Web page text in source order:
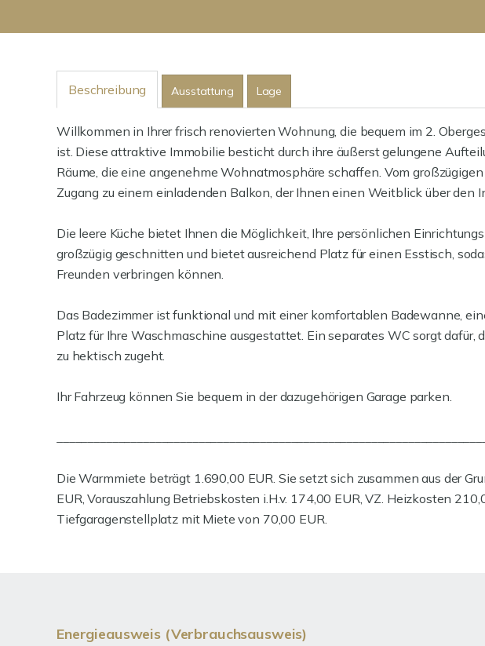
Beschreibung Ausstattung Lage
Willkommen in Ihrer frisch renovierten Wohnung, die bequem im 2.
ist. Diese attraktive Immobilie besticht durch ihre äußerst gelungene
Räume, die eine angenehme Wohnatmosphäre schaffen. Vom
Zugang zu einem einladenden Balkon, der Ihnen einen Weitblick über den
Die leere Küche bietet Ihnen die Möglichkeit, Ihre persönlichen
großzügig geschnitten und bietet ausreichend Platz für einen Esstisch,
Freunden verbringen können.
Das Badezimmer ist funktional und mit einer komfortablen Badewanne,
Platz für Ihre Waschmaschine ausgestattet. Ein separates WC sorgt dafür,
zu hektisch zugeht.
Ihr Fahrzeug können Sie bequem in der dazugehörigen Garage parken.
Die Warmmiete beträgt 1.690,00 EUR. Sie setzt sich zusammen aus der
EUR, Vorauszahlung Betriebskosten i.H.v. 174,00 EUR, VZ. Heizkosten
Tiefgaragenstellplatz mit Miete von 70,00 EUR.
Energieausweis (Verbrauchsausweis)